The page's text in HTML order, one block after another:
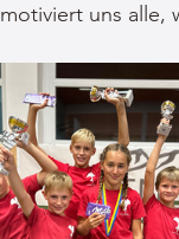
uns alle,